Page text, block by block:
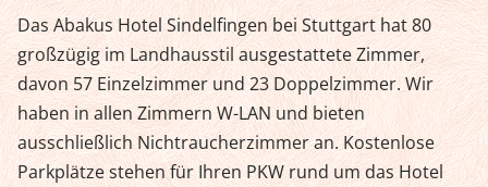
Das Abakus Hotel Sindelfingen bei Stuttgart hat 80
großzügig im Landhausstil ausgestattete Zimmer,
davon 57 Einzelzimmer und 23 Doppelzimmer. Wir
haben in allen Zimmern W-LAN und bieten
ausschließlich Nichtraucherzimmer an. Kostenlose
Parkplätze stehen für Ihren PKW rund um das Hotel